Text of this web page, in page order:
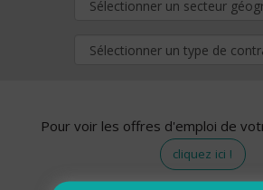
Pour voir les offres d'emploi de
cliquez ici !